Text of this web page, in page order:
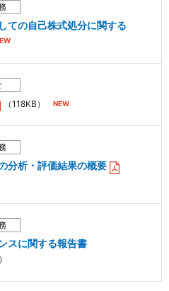
ての自己株式処分に関する
（118KB）
分析・評価結果の概要
スに関する報告書